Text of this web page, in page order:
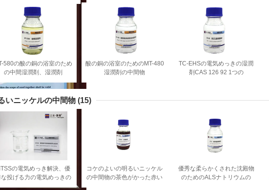
580の酸の銅の浴室のため
の中間湿潤剤、湿潤剤
酸の銅の浴室のためのMT-480
湿潤剤の中間物
TC-EHSの電気めっきの湿潤
剤CAS 126 92 1つの
いニッケルの中間物 (15)
の電気めっき解決、優
投げる力の電気めっきの
添加物
コケのよいの明るいニッケル
の中間物の茶色がかった赤い
優秀な柔らかくされた沈殿物
のためのALSナトリウムの